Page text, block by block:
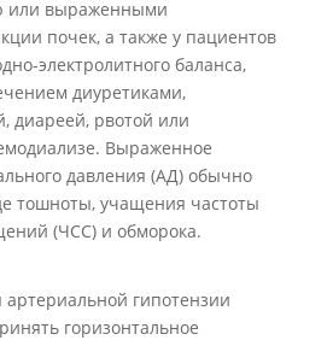
или выраженными
почек, а также у пациентов
электролитного баланса,
диуретиками,
диареей, рвотой или
Выраженное
давления (АД) обычно
тошноты, учащения частоты
(ЧСС) и обморока.
артериальной гипотензии
горизонтальное